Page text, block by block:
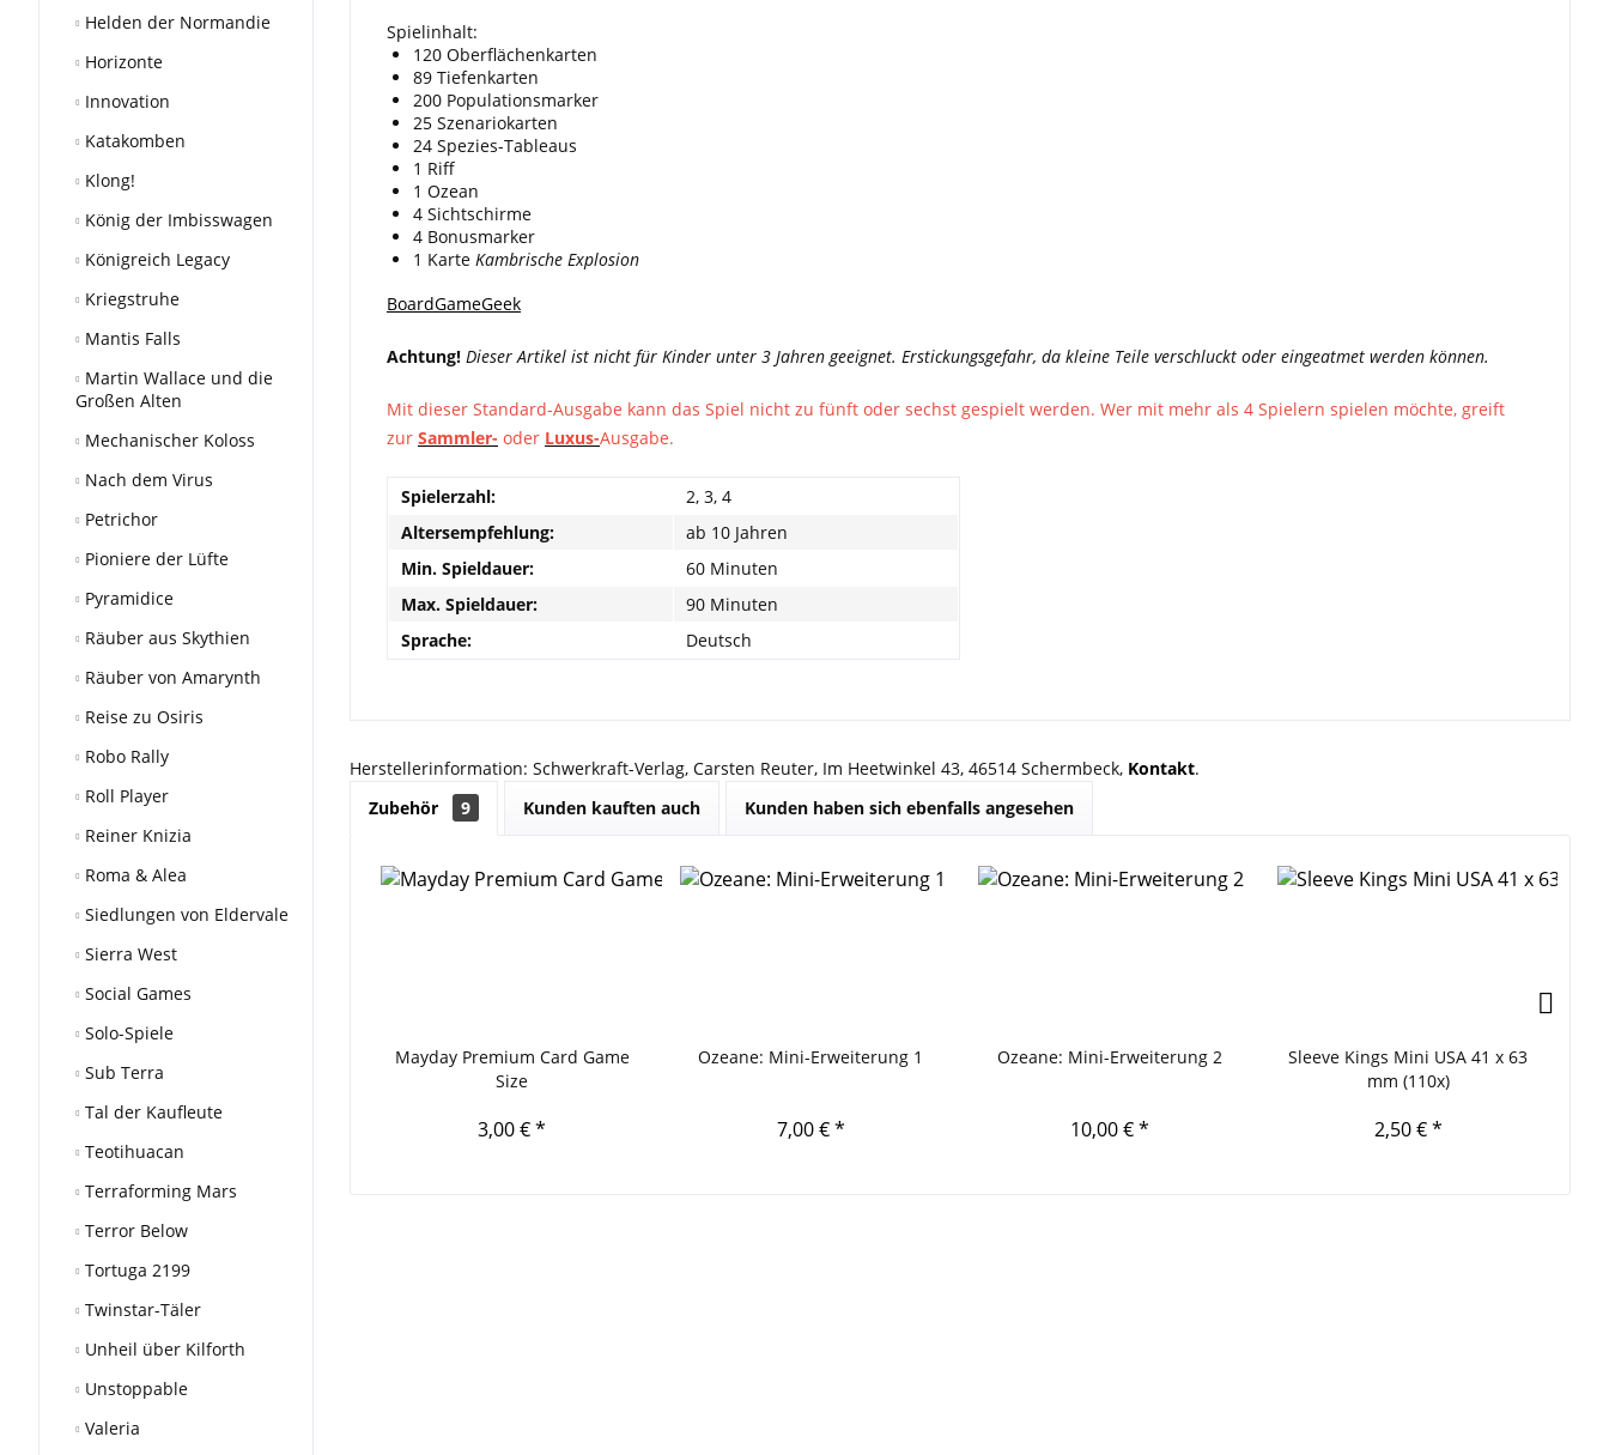
Helden der Normandie
Horizonte
Innovation
Katakomben
Klong!
König der Imbisswagen
Königreich Legacy
Kriegstruhe
Mantis Falls
Martin Wallace und die
Großen Alten
Mechanischer Koloss
Nach dem Virus
Petrichor
Pioniere der Lüfte
Pyramidice
Räuber aus Skythien
Räuber von Amarynth
Reise zu Osiris
Robo Rally
Roll Player
Reiner Knizia
Roma & Alea
Siedlungen von Eldervale
Sierra West
Social Games
Solo-Spiele
Sub Terra
Tal der Kaufleute
Teotihuacan
Terraforming Mars
Terror Below
Tortuga 2199
Twinstar-Täler
Unheil über Kilforth
Unstoppable
Valeria
Spielinhalt:
120 Oberflächenkarten
89 Tiefenkarten
200 Populationsmarker
25 Szenariokarten
24 Spezies-Tableaus
1 Riff
1 Ozean
4 Sichtschirme
4 Bonusmarker
1 Karte Kambrische Explosion
BoardGameGeek
Achtung! Dieser Artikel ist nicht für Kinder unter 3 Jahren geeignet. Erstickungsgefahr, da kleine Teile verschluckt oder eingeatmet werden können.
Mit dieser Standard-Ausgabe kann das Spiel nicht zu fünft oder sechst gespielt werden. Wer mit mehr als 4 Spielern spielen möchte, greift
zur Sammler- oder Luxus-Ausgabe.
Spielerzahl:
2, 3, 4
Altersempfehlung:
ab 10 Jahren
Min. Spieldauer:
60 Minuten
Max. Spieldauer:
90 Minuten
Sprache:
Deutsch
Herstellerinformation: Schwerkraft-Verlag, Carsten Reuter, Im Heetwinkel 43, 46514 Schermbeck, Kontakt.
Zubehör
9 Kunden kauften auch Kunden haben sich ebenfalls angesehen
Mayday Premium Card Game
Size
3,00 € *
Ozeane: Mini-Erweiterung 1
7,00 € *
Ozeane: Mini-Erweiterung 2
10,00 € *
Sleeve Kings Mini USA 41 x 63
mm (110x)
2,50 € *